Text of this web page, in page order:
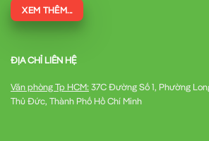
điện
Đấu dây :
Đầu vào (LINE): Kết nối với
XEM THÊM...
ĐỊA CHỈ LIÊN HỆ
Văn phòng Tp HCM: 37C Đường Số 1, Phường
Thủ Đức, Thành Phố Hồ Chí Minh